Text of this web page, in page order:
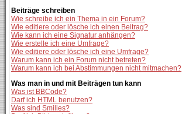
Beiträge schreiben
Wie schreibe ich ein Thema in ein Forum?
Wie editiere oder lösche ich einen Beitrag?
Wie kann ich eine Signatur anhängen?
Wie erstelle ich eine Umfrage?
Wie editiere oder lösche ich eine Umfrage?
Warum kann ich ein Forum nicht betreten?
Warum kann ich bei Abstimmungen nicht mitmachen?
Was man in und mit Beiträgen tun kann
Was ist BBCode?
Darf ich HTML benutzen?
Was sind Smilies?